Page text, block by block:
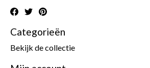
Categorieën
Bekijk de collectie